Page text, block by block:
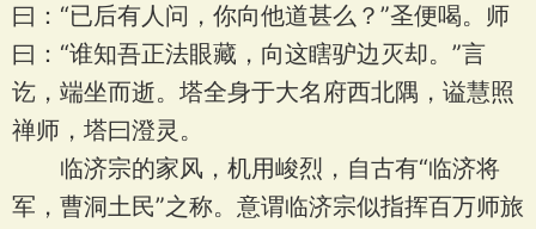
曰：“已后有人问，你向他道甚么？”圣便喝。师
曰：“谁知吾正法眼藏，向这瞎驴边灭却。”言
讫，端坐而逝。塔全身于大名府西北隅，谥慧照
禅师，塔曰澄灵。
临济宗的家风，机用峻烈，自古有“临济将
军，曹洞土民”之称。意谓临济宗似指挥百万师旅